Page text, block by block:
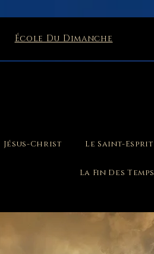
École Du Dimanche
Jésus-Christ Le Saint-Esprit
La Fin Des Temps